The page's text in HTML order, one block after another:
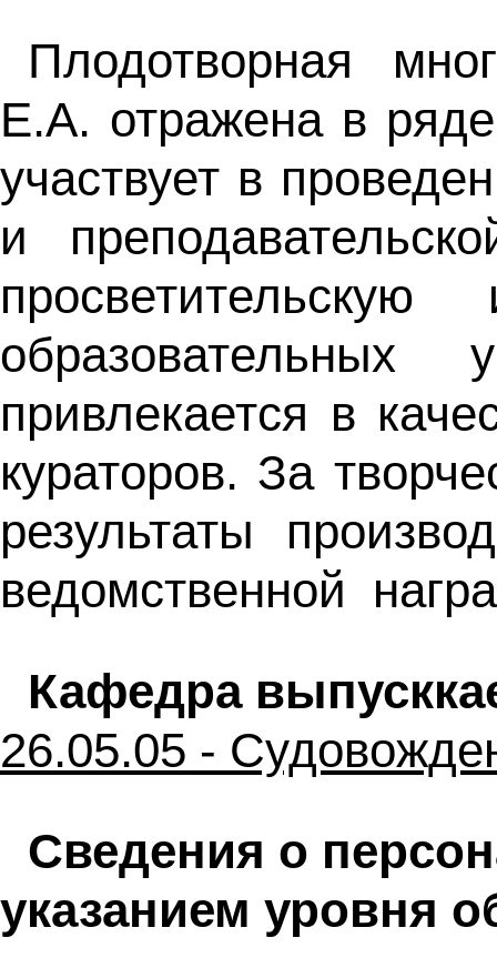
Плодотворная
Е.А. отражена в
участвует в
и
образовательных
привлекается в
кураторов. За
результаты
ведомственной
Кафедра
26.05.05 -
Сведения о
указанием уровня